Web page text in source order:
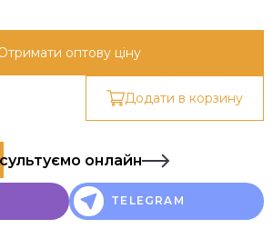
оптову ціну
Додати в корзину
онлайн
TELEGRAM